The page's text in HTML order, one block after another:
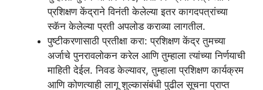
प्रशिक्षण केंद्राने विनंती केलेल्या इतर कागदपत्रांच्या
स्कॅन केलेल्या प्रती अपलोड कराव्या लागतील.
पुष्टीकरणासाठी प्रतीक्षा करा: प्रशिक्षण केंद्र तुमच्या
अर्जाचे पुनरावलोकन करेल आणि तुम्हाला त्यांच्या निर्णयाची
माहिती देईल. निवड केल्यावर, तुम्हाला प्रशिक्षण कार्यक्रम
आणि कोणत्याही लागू शुल्कासंबंधी पुढील सूचना प्राप्त